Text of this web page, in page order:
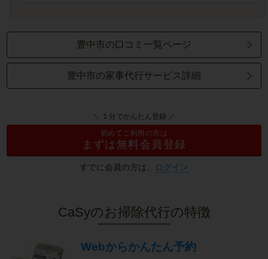
豊中市の口コミ一覧ページ
豊中市の家事代行サービス詳細
＼ １分でかんたん登録 ／
初めてご利用の方は
まずは無料会員登録
すでに会員の方は、 ログイン
CaSyのお掃除代行の特徴
Webからかんたん予約